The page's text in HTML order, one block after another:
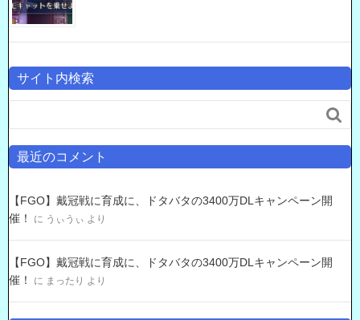
サイト内検索

最近のコメント
【FGO】戴冠戦に育成に、ドタバタの3400万DLキャンペーン開
催！
に うぃうぃ より
【FGO】戴冠戦に育成に、ドタバタの3400万DLキャンペーン開
催！
に まったり より